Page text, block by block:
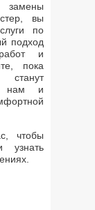
замены
вы
по
подход
и
пока
нам и
чтобы
узнать